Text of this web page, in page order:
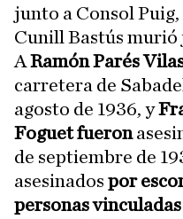
junto a Consol
Cunill Bastús murió
A Ramón Parés
carretera de
agosto de 1936, y
Foguet fueron
de septiembre de
asesinados por
personas